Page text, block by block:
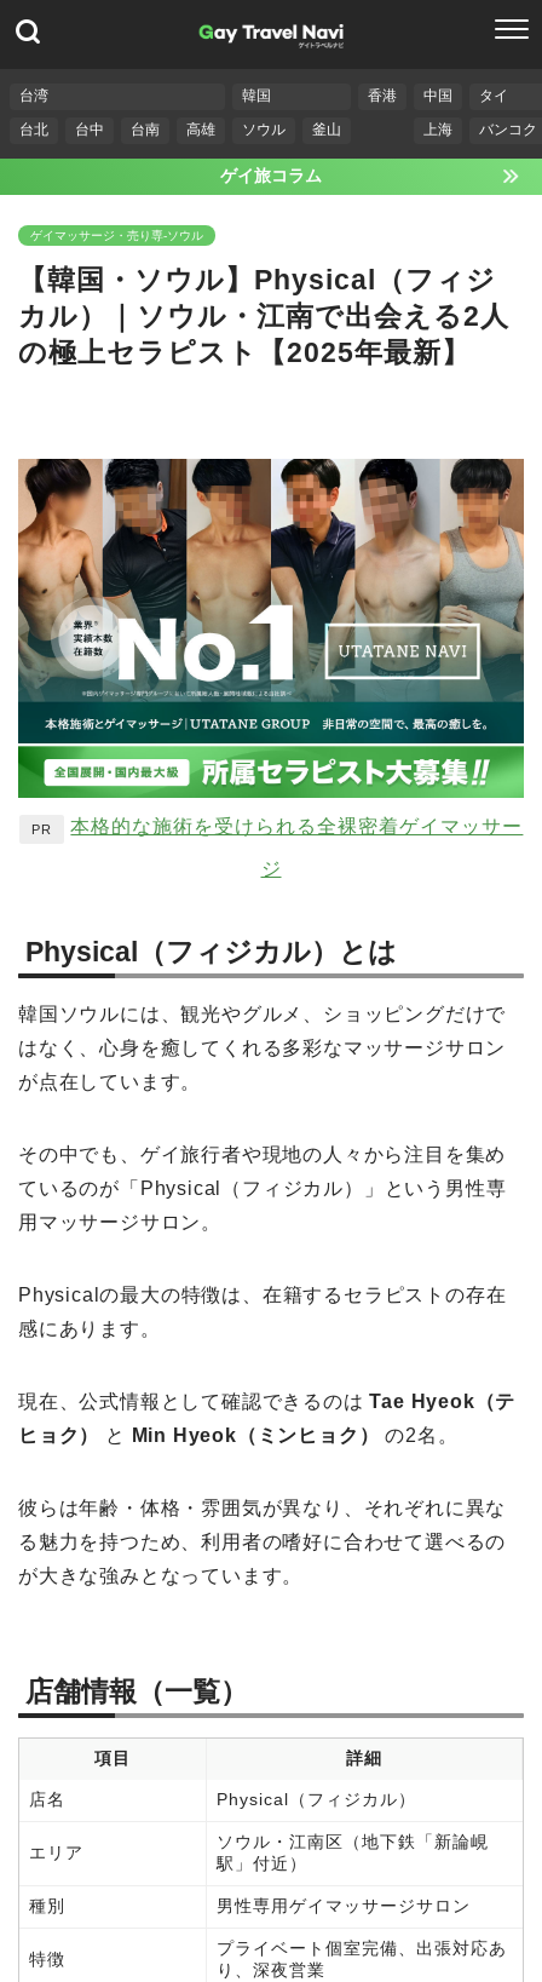
台湾
台北
台中 台南 高雄
韓国
ソウル
釜山
香港
中国
上海
タイ
バンコク
ゲイ旅コラム
ゲイマッサージ・売り専-ソウル
【韓国・ソウル】Physical（フィジ
カル）｜ソウル・江南で出会える2人
の極上セラピスト【2025年最新】
PR 本格的な施術を受けられる全裸密着ゲイマッサー
ジ
Physical（フィジカル）とは
韓国ソウルには、観光やグルメ、ショッピングだけで
はなく、心身を癒してくれる多彩なマッサージサロン
が点在しています。
その中でも、ゲイ旅行者や現地の人々から注目を集め
ているのが「Physical（フィジカル）」という男性専
用マッサージサロン。
Physicalの最大の特徴は、在籍するセラピストの存在
感にあります。
現在、公式情報として確認できるのはTae Hyeok（テ
ヒョク）
と Min Hyeok（ミンヒョク） の2名。
彼らは年齢・体格・雰囲気が異なり、それぞれに異な
る魅力を持つため、利用者の嗜好に合わせて選べるの
が大きな強みとなっています。
店舗情報（一覧）
項目 詳細
店名 Physical（フィジカル）
エリア
ソウル・江南区（地下鉄「新論峴
駅」付近）
種別 男性専用ゲイマッサージサロン
特徴
プライベート個室完備、出張対応あ
り、深夜営業